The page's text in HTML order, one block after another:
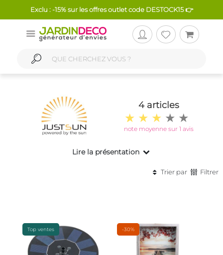
Exclu : -15% sur les offres outlet code DESTOCK15 👉
4 articles
note moyenne sur 1 avis
Lire la présentation
Trier par Filtrer
Top ventes -30%